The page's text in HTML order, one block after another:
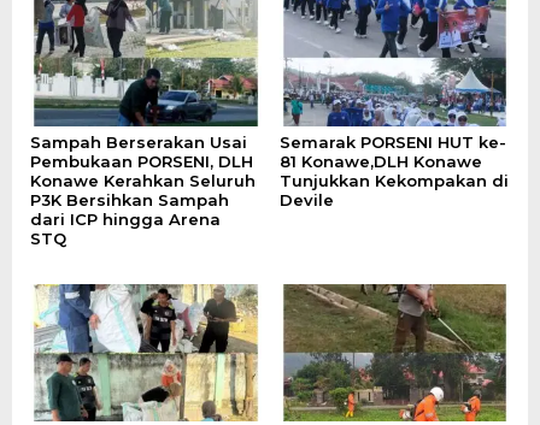
Sampah Berserakan Usai
Pembukaan PORSENI, DLH
Konawe Kerahkan Seluruh
P3K Bersihkan Sampah
dari ICP hingga Arena
STQ
Semarak PORSENI HUT ke-
81 Konawe,DLH Konawe
Tunjukkan Kekompakan di
Devile